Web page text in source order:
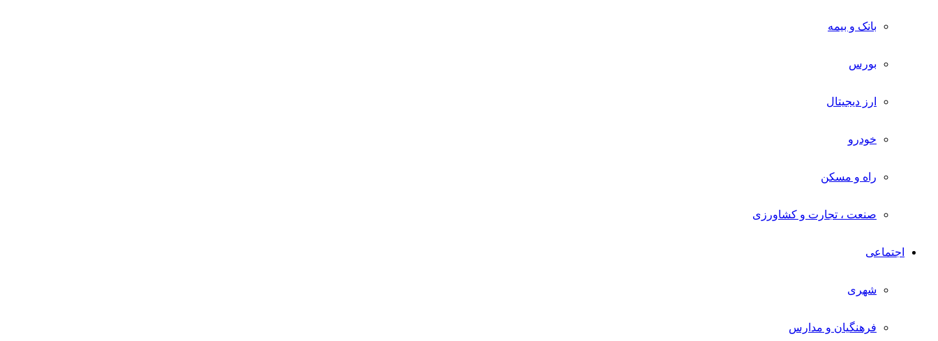
بانک و بیمه
بورس
ارز دیجیتال
خودرو
راه و مسکن
صنعت ، تجارت و کشاورزی
اجتماعی
شهری
فرهنگیان و مدارس